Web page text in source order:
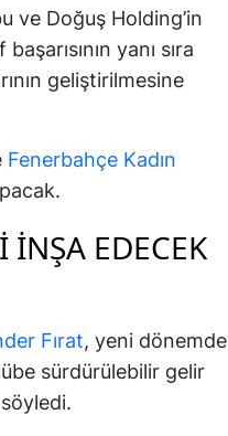
ve Doğuş Holding’in
yanı sıra
geliştirilmesine
Fenerbahçe Kadın
INŞA EDECEK
Fırat, yeni dönemde
sürdürülebilir gelir